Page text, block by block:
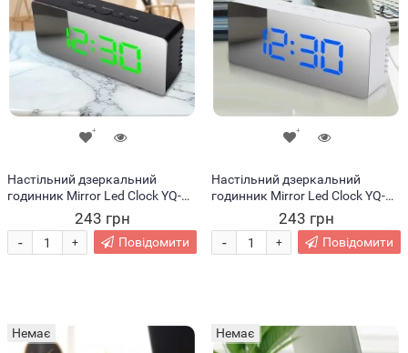
Настільний дзеркальний
годинник Mirror Led Clock YQ-
719 у стилі мінімал, Зелений
циферблат/Чорний корпус
243 грн
+
- Повідомити
Настільний дзеркальний
годинник Mirror Led Clock YQ-
719 у стилі мінімал, Синій
циферблат/Білий корпус
243 грн
+
- Повідомити
Немає Немає